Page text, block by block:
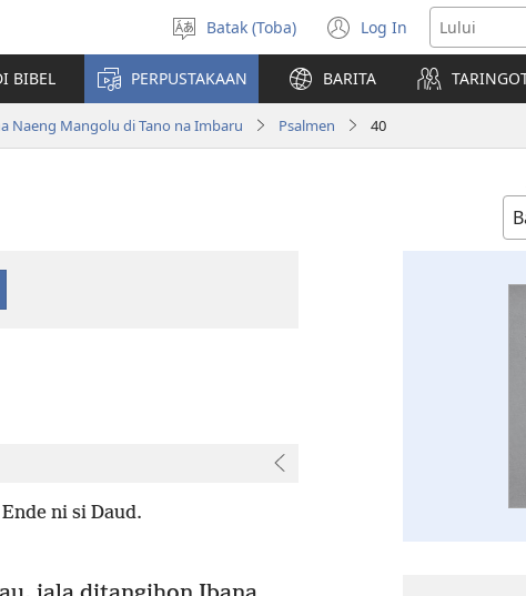
Pillit
Hata
Batak (Toba) Log In
(opens
new
window)
BIBEL PERPUSTAKAAN BARITA
Naeng Mangolu di Tano na Imbaru Psalmen 40
ni si Daud.